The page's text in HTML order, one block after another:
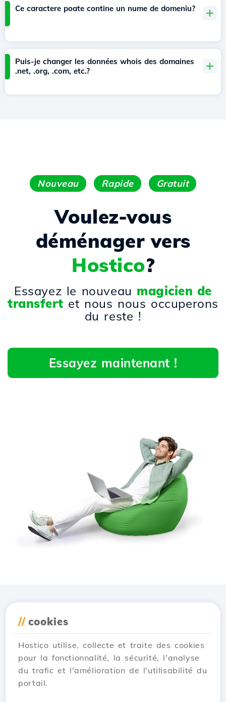
Ce caractere poate contine un nume de domeniu?
Puis-je changer les données whois des domaines
.net, .org, .com, etc.?
Nouveau Rapide Gratuit
Voulez-vous
déménager vers
Hostico?
Essayez le nouveau magicien de
transfert et nous nous occuperons
du reste !
Essayez maintenant !
// cookies
Hostico utilise, collecte et traite des cookies
pour la fonctionnalité, la sécurité, l'analyse
du trafic et l'amélioration de l'utilisabilité du
portail.